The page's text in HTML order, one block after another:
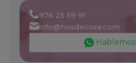
976 25 59 91
info@hosdecora.com
Hablemos